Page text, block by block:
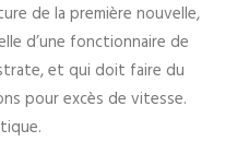
de la première nouvelle,
d’une fonctionnaire de
et qui doit faire du
pour excès de vitesse.